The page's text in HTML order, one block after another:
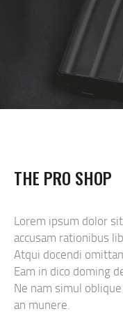
DAS TEAM
VIP-
KONTAKT
THE PRO SHOP
Lorem ipsum dolor
accusam rationibus
Atqui docendi
Eam in dico doming
Ne nam simul
an munere.